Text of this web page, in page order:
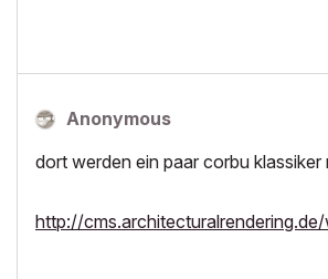
Anonymous
dort werden ein paar corbu
http://